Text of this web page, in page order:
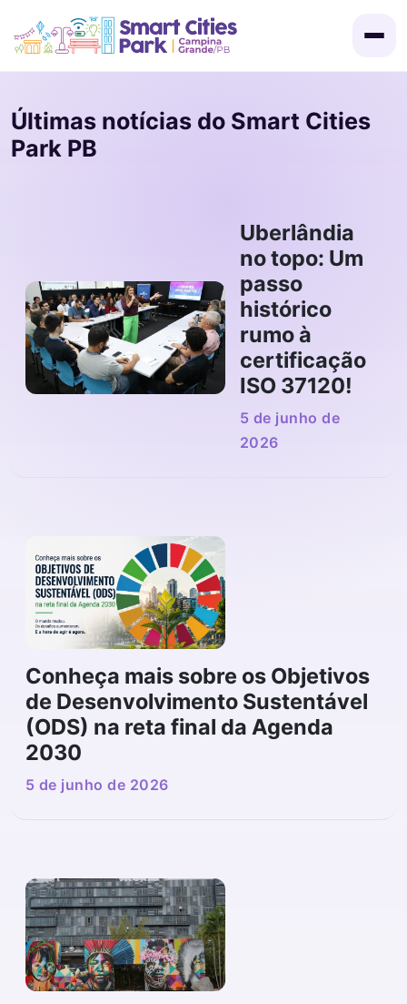
Certificados
Programação
Últimas notícias do Smart Cities
Park PB
Uberlândia
no topo: Um
passo
histórico
rumo à
certificação
ISO 37120!
5 de junho de
2026
Conheça mais sobre os Objetivos
de Desenvolvimento Sustentável
(ODS) na reta final da Agenda
2030
5 de junho de 2026